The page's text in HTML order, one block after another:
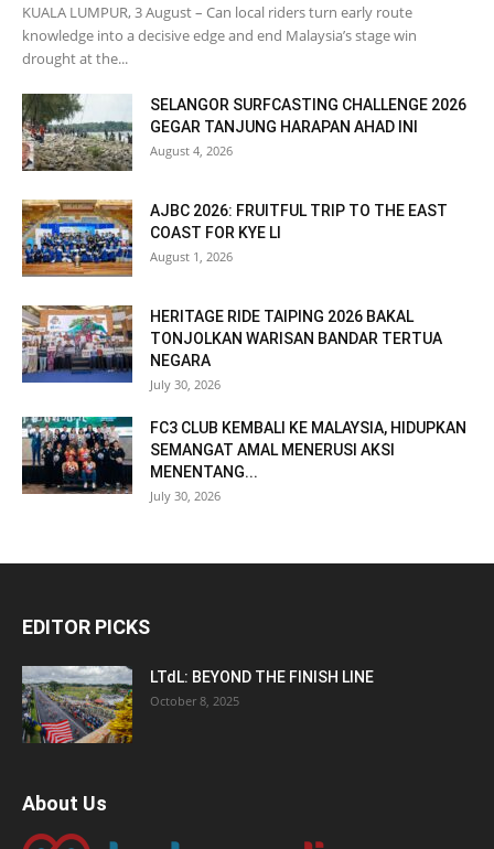
KUALA LUMPUR, 3 August – Can local riders turn early route
knowledge into a decisive edge and end Malaysia’s stage win
drought at the...
SELANGOR SURFCASTING CHALLENGE 2026
GEGAR TANJUNG HARAPAN AHAD INI
August 4, 2026
AJBC 2026: FRUITFUL TRIP TO THE EAST
COAST FOR KYE LI
August 1, 2026
HERITAGE RIDE TAIPING 2026 BAKAL
TONJOLKAN WARISAN BANDAR TERTUA
NEGARA
July 30, 2026
FC3 CLUB KEMBALI KE MALAYSIA, HIDUPKAN
SEMANGAT AMAL MENERUSI AKSI
MENENTANG...
July 30, 2026
EDITOR PICKS
LTdL: BEYOND THE FINISH LINE
October 8, 2025
About Us